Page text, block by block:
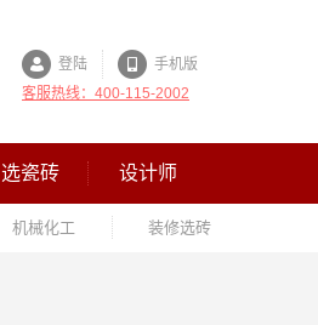
登陆
手机版
客服热线：400-115-2002
选瓷砖 设计师
机械化工 装修选砖